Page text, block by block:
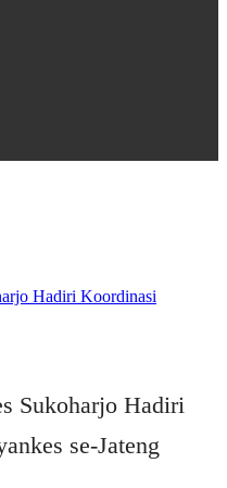
Sukoharjo Hadiri
se-Jateng